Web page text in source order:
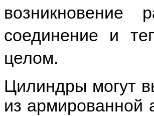
возникновение
соединение и
целом.
Цилиндры могут
из армированной